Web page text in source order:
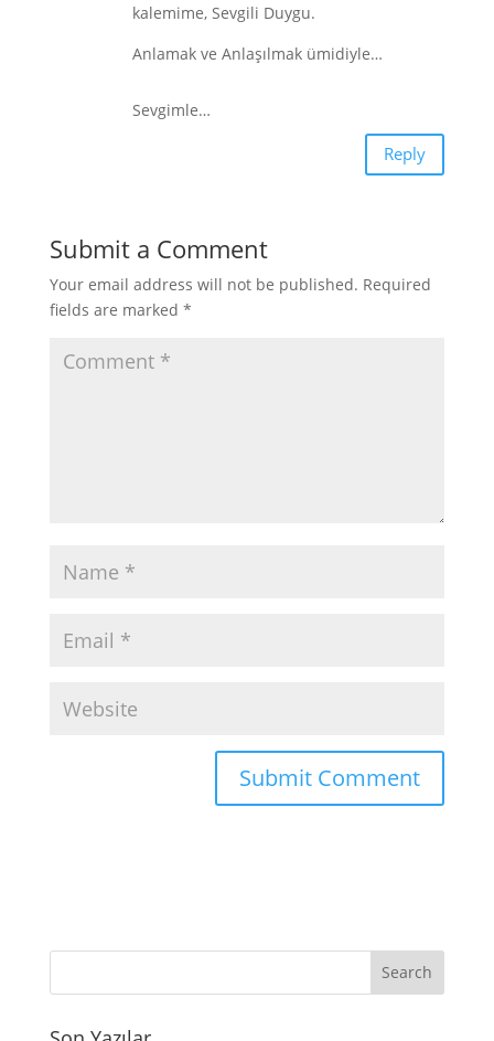
kalemime, Sevgili Duygu.
Anlamak ve Anlaşılmak ümidiyle…
Sevgimle…
Reply
Submit a Comment
Your email address will not be published. Required
fields are marked *